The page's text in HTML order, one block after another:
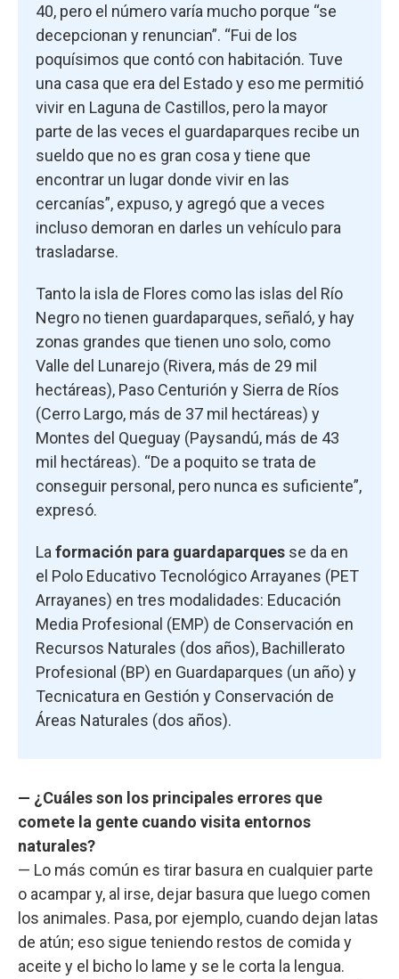
40, pero el número varía mucho porque “se
decepcionan y renuncian”. “Fui de los
poquísimos que contó con habitación. Tuve
una casa que era del Estado y eso me permitió
vivir en Laguna de Castillos, pero la mayor
parte de las veces el guardaparques recibe un
sueldo que no es gran cosa y tiene que
encontrar un lugar donde vivir en las
cercanías”, expuso, y agregó que a veces
incluso demoran en darles un vehículo para
trasladarse.
Tanto la isla de Flores como las islas del Río
Negro no tienen guardaparques, señaló, y hay
zonas grandes que tienen uno solo, como
Valle del Lunarejo (Rivera, más de 29 mil
hectáreas), Paso Centurión y Sierra de Ríos
(Cerro Largo, más de 37 mil hectáreas) y
Montes del Queguay (Paysandú, más de 43
mil hectáreas). “De a poquito se trata de
conseguir personal, pero nunca es suficiente”,
expresó.
La formación para guardaparques se da en
el Polo Educativo Tecnológico Arrayanes (PET
Arrayanes) en tres modalidades: Educación
Media Profesional (EMP) de Conservación en
Recursos Naturales (dos años), Bachillerato
Profesional (BP) en Guardaparques (un año) y
Tecnicatura en Gestión y Conservación de
Áreas Naturales (dos años).
— ¿Cuáles son los principales errores que
comete la gente cuando visita entornos
naturales?
— Lo más común es tirar basura en cualquier parte
o acampar y, al irse, dejar basura que luego comen
los animales. Pasa, por ejemplo, cuando dejan latas
de atún; eso sigue teniendo restos de comida y
aceite y el bicho lo lame y se le corta la lengua.